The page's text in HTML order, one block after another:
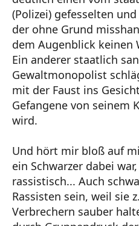
(Polizei) gefesselten und
der ohne Grund
dem Augenblick keinen
Ein anderer staatlich
Gewaltmonopolist
mit der Faust ins
Gefangene von seinem
wird.
Und hört mir bloß auf
ein Schwarzer dabei
rassistisch... Auch
Rassisten sein, weil sie
Verbrechern sauber